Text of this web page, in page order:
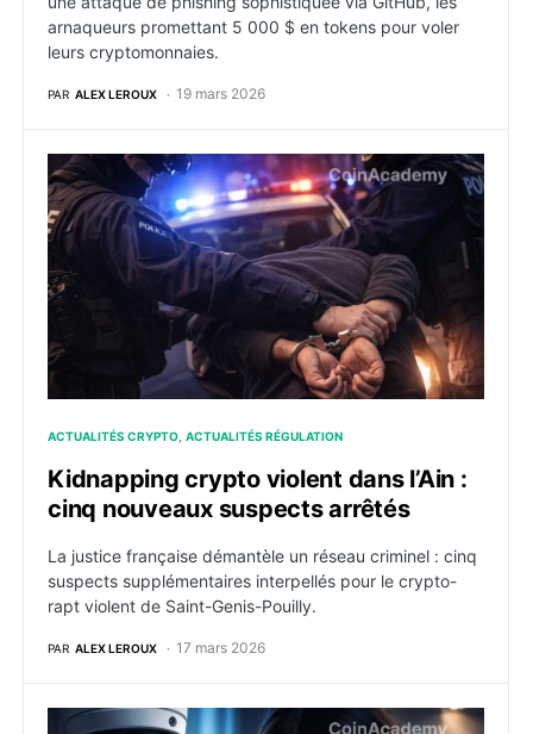
arnaqueurs promettant 5 000 $ en tokens pour voler
leurs cryptomonnaies.
PAR ALEX LEROUX 19 mars 2026
Kidnapping crypto violent dans l’Ain : cinq nouveaux
ACTUALITÉS CRYPTO ACTUALITÉS RÉGULATION
Kidnapping crypto violent dans l’Ain :
cinq nouveaux suspects arrêtés
La justice française démantèle un réseau criminel : cinq
suspects supplémentaires interpellés pour le crypto-
rapt violent de Saint-Genis-Pouilly.
PAR ALEX LEROUX 17 mars 2026
Royaume-Uni : une épouse accusée d’avoir volé